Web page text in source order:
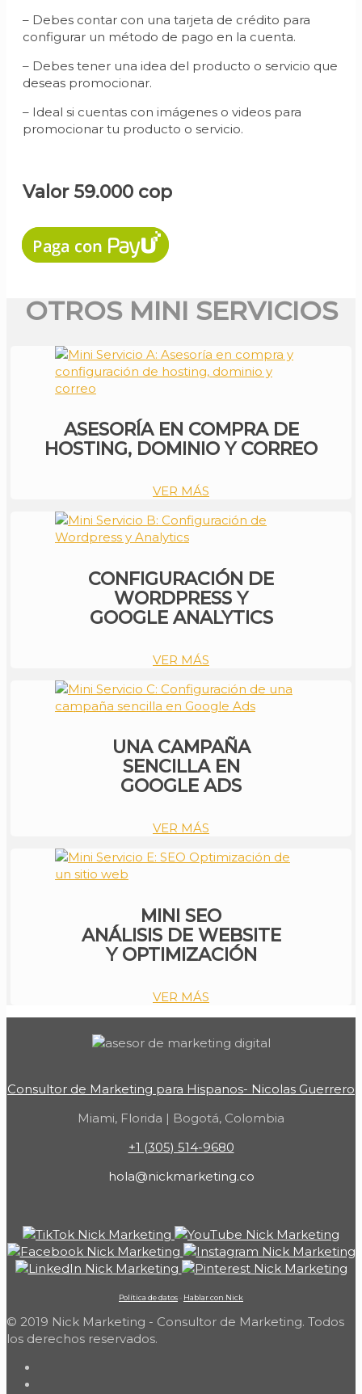
– Debes contar con una tarjeta de crédito para
configurar un método de pago en la cuenta.
– Debes tener una idea del producto o servicio que
deseas promocionar.
– Ideal si cuentas con imágenes o videos para
promocionar tu producto o servicio.
Valor 59.000 cop
OTROS MINI SERVICIOS
ASESORÍA EN COMPRA DE
HOSTING, DOMINIO Y CORREO
VER MÁS
CONFIGURACIÓN DE
WORDPRESS Y
GOOGLE ANALYTICS
VER MÁS
UNA CAMPAÑA
SENCILLA EN
GOOGLE ADS
VER MÁS
MINI SEO
ANÁLISIS DE WEBSITE
Y OPTIMIZACIÓN
VER MÁS
Consultor de Marketing para Hispanos- Nicolas Guerrero
Miami, Florida | Bogotá, Colombia
+1 (305) 514-9680
hola@nickmarketing.co
Política de datos - Hablar con Nick
© 2019 Nick Marketing - Consultor de Marketing. Todos
los derechos reservados.